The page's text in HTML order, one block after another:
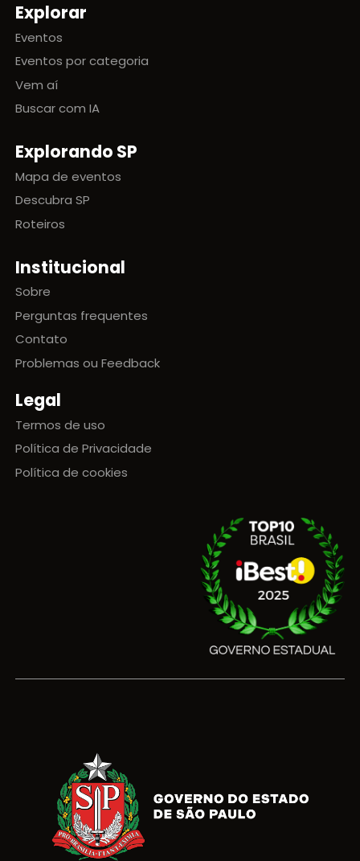
Mapa do site
Explorar
Eventos
Eventos por categoria
Vem aí
Buscar com IA
Explorando SP
Mapa de eventos
Descubra SP
Roteiros
Institucional
Sobre
Perguntas frequentes
Contato
Problemas ou Feedback
Legal
Termos de uso
Política de Privacidade
Política de cookies